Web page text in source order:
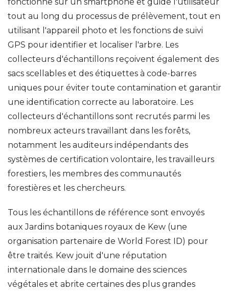
tout au long du processus de prélèvement, tout en
utilisant l'appareil photo et les fonctions de suivi
GPS pour identifier et localiser l'arbre. Les
collecteurs d'échantillons reçoivent également des
sacs scellables et des étiquettes à code-barres
uniques pour éviter toute contamination et garantir
une identification correcte au laboratoire. Les
collecteurs d'échantillons sont recrutés parmi les
nombreux acteurs travaillant dans les forêts,
notamment les auditeurs indépendants des
systèmes de certification volontaire, les travailleurs
forestiers, les membres des communautés
forestières et les chercheurs.
Tous les échantillons de référence sont envoyés
aux Jardins botaniques royaux de Kew (une
organisation partenaire de World Forest ID) pour
être traités. Kew jouit d'une réputation
internationale dans le domaine des sciences
végétales et abrite certaines des plus grandes